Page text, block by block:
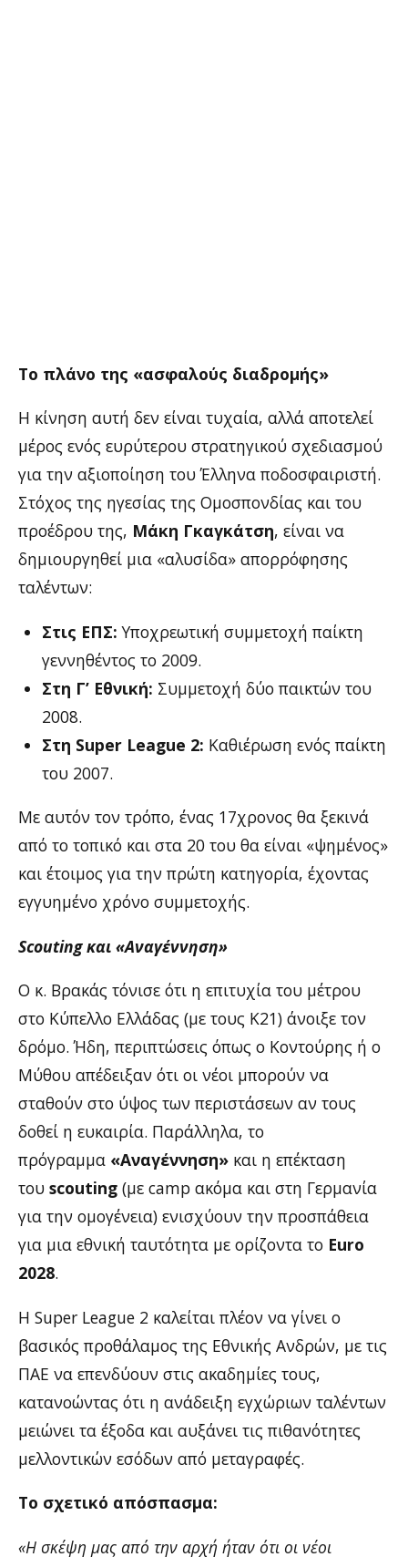
Το πλάνο της «ασφαλούς διαδρομής»
Η κίνηση αυτή δεν είναι τυχαία, αλλά αποτελεί
μέρος ενός ευρύτερου στρατηγικού σχεδιασμού
για την αξιοποίηση του Έλληνα ποδοσφαιριστή.
Στόχος της ηγεσίας της Ομοσπονδίας και του
προέδρου της, Μάκη Γκαγκάτση, είναι να
δημιουργηθεί μια «αλυσίδα» απορρόφησης
ταλέντων:
Στις ΕΠΣ: Υποχρεωτική συμμετοχή παίκτη
γεννηθέντος το 2009.
Στη Γ’ Εθνική: Συμμετοχή δύο παικτών του
2008.
Στη Super League 2: Καθιέρωση ενός παίκτη
του 2007.
Με αυτόν τον τρόπο, ένας 17χρονος θα ξεκινά
από το τοπικό και στα 20 του θα είναι «ψημένος»
και έτοιμος για την πρώτη κατηγορία, έχοντας
εγγυημένο χρόνο συμμετοχής.
Scouting και «Αναγέννηση»
Ο κ. Βρακάς τόνισε ότι η επιτυχία του μέτρου
στο Κύπελλο Ελλάδας (με τους Κ21) άνοιξε τον
δρόμο. Ήδη, περιπτώσεις όπως ο Κοντούρης ή ο
Μύθου απέδειξαν ότι οι νέοι μπορούν να
σταθούν στο ύψος των περιστάσεων αν τους
δοθεί η ευκαιρία. Παράλληλα, το
πρόγραμμα «Αναγέννηση» και η επέκταση
του scouting (με camp ακόμα και στη Γερμανία
για την ομογένεια) ενισχύουν την προσπάθεια
για μια εθνική ταυτότητα με ορίζοντα το Euro
2028.
Η Super League 2 καλείται πλέον να γίνει ο
βασικός προθάλαμος της Εθνικής Ανδρών, με τις
ΠΑΕ να επενδύουν στις ακαδημίες τους,
κατανοώντας ότι η ανάδειξη εγχώριων ταλέντων
μειώνει τα έξοδα και αυξάνει τις πιθανότητες
μελλοντικών εσόδων από μεταγραφές.
Το σχετικό απόσπασμα:
«Η σκέψη μας από την αρχή ήταν ότι οι νέοι